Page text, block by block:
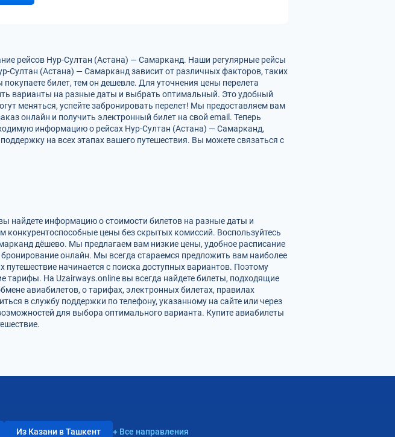
рейсов Нур-Султан (Астана) — Самарканд. Наши регулярные рейсы
Султан (Астана) — Самарканд зависит от различных факторов, таких
билет, тем он дешевле. Для уточнения цены перелета
варианты на разные даты и выбрать оптимальный. Это удобный
меняться, успейте забронировать перелет! Мы предоставляем вам
онлайн и получить электронный билет на свой email. Теперь
информацию о рейсах Нур-Султан (Астана) — Самарканд,
на всех этапах вашего путешествия. Вы можете связаться с
найдете информацию о стоимости билетов на разные даты и
цены без скрытых комиссий. Воспользуйтесь
дёшево. Мы предлагаем вам низкие цены, удобное расписание
онлайн. Мы всегда стараемся предложить вам наиболее
начинается с поиска доступных вариантов. Поэтому
тарифы. На Uzairways.online вы всегда найдете билеты, подходящие
авиабилетов, о тарифах, электронных билетах, правилах
в службу поддержки по телефону, указанному на сайте или через
для выбора оптимального варианта. Купите авиабилеты
Из Казани в Ташкент + Все направления